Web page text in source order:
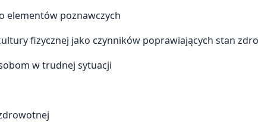
elementów poznawczych
fizycznej jako czynników poprawiających stan
w trudnej sytuacji